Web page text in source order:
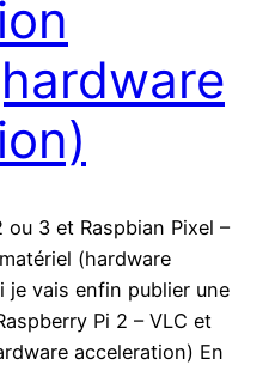
ou 3 et Raspbian Pixel –
(hardware
je vais enfin publier une
Pi 2 – VLC et
acceleration) En